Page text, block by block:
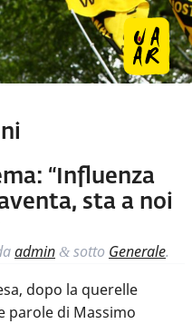
“Influenza
sta a noi
admin & sotto Generale.
dopo la querelle
parole di Massimo